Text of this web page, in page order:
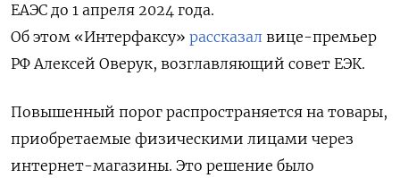
ЕАЭС до 1 апреля 2024 года.
Об этом «Интерфаксу» рассказал вице-премьер
РФ Алексей Оверук, возглавляющий совет ЕЭК.
Повышенный порог распространяется на товары,
приобретаемые физическими лицами через
интернет-магазины. Это решение было